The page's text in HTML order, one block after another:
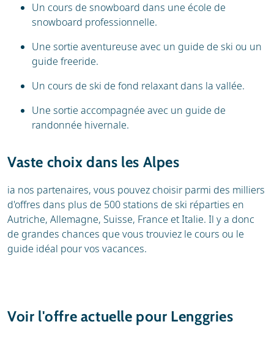
Un cours de snowboard dans une école de
snowboard professionnelle.
Une sortie aventureuse avec un guide de ski ou un
guide freeride.
Un cours de ski de fond relaxant dans la vallée.
Une sortie accompagnée avec un guide de
randonnée hivernale.
Vaste choix dans les Alpes
ia nos partenaires, vous pouvez choisir parmi des milliers
d'offres dans plus de 500 stations de ski réparties en
Autriche, Allemagne, Suisse, France et Italie. Il y a donc
de grandes chances que vous trouviez le cours ou le
guide idéal pour vos vacances.
Voir l'offre actuelle pour Lenggries